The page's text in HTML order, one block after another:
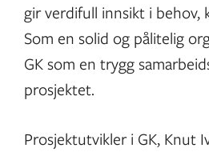
gir verdifull innsikt i behov,
Som en solid og pålitelig
GK som en trygg
prosjektet.
Prosjektutvikler i GK, Knut